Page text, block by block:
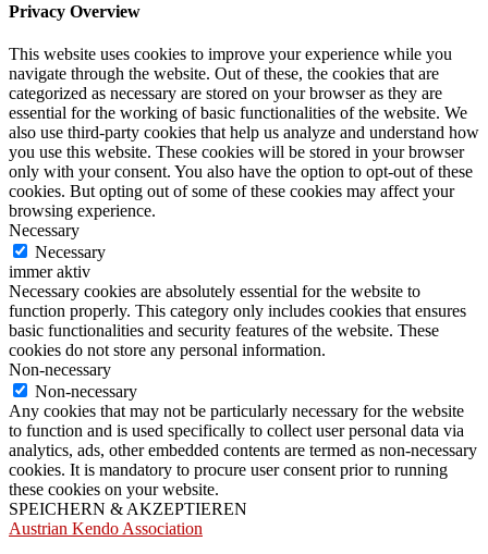
Privacy Overview
This website uses cookies to improve your experience while you
navigate through the website. Out of these, the cookies that are
categorized as necessary are stored on your browser as they are
essential for the working of basic functionalities of the website. We
also use third-party cookies that help us analyze and understand how
you use this website. These cookies will be stored in your browser
only with your consent. You also have the option to opt-out of these
cookies. But opting out of some of these cookies may affect your
browsing experience.
Necessary
Necessary
immer aktiv
Necessary cookies are absolutely essential for the website to
function properly. This category only includes cookies that ensures
basic functionalities and security features of the website. These
cookies do not store any personal information.
Non-necessary
Non-necessary
Any cookies that may not be particularly necessary for the website
to function and is used specifically to collect user personal data via
analytics, ads, other embedded contents are termed as non-necessary
cookies. It is mandatory to procure user consent prior to running
these cookies on your website.
SPEICHERN & AKZEPTIEREN
Austrian Kendo Association